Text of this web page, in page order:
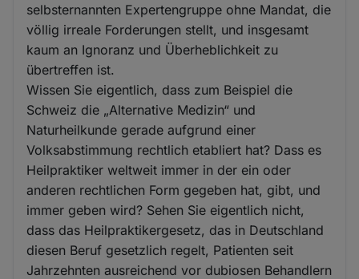
selbsternannten Expertengruppe ohne Mandat, die
völlig irreale Forderungen stellt, und insgesamt
kaum an Ignoranz und Überheblichkeit zu
übertreffen ist.
Wissen Sie eigentlich, dass zum Beispiel die
Schweiz die „Alternative Medizin“ und
Naturheilkunde gerade aufgrund einer
Volksabstimmung rechtlich etabliert hat? Dass es
Heilpraktiker weltweit immer in der ein oder
anderen rechtlichen Form gegeben hat, gibt, und
immer geben wird? Sehen Sie eigentlich nicht,
dass das Heilpraktikergesetz, das in Deutschland
diesen Beruf gesetzlich regelt, Patienten seit
Jahrzehnten ausreichend vor dubiosen Behandlern